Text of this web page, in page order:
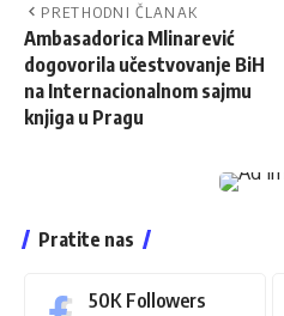
PRETHODNI ČLANAK
Ambasadorica Mlinarević
dogovorila učestvovanje BiH
na Internacionalnom sajmu
knjiga u Pragu
Pratite nas
50K Followers